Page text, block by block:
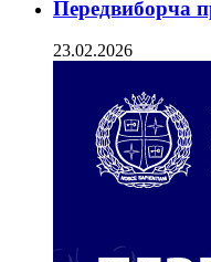
Передвиборча
23.02.2026